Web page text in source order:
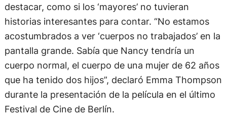
destacar, como si los ‘mayores’ no tuvieran
historias interesantes para contar. “No estamos
acostumbrados a ver ‘cuerpos no trabajados’ en la
pantalla grande. Sabía que Nancy tendría un
cuerpo normal, el cuerpo de una mujer de 62 años
que ha tenido dos hijos”, declaró Emma Thompson
durante la presentación de la película en el último
Festival de Cine de Berlín.